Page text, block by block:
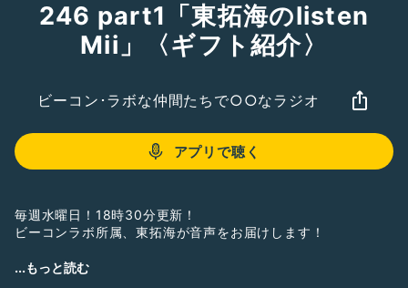
246 part1「東拓海のlisten
Mii」〈ギフト紹介〉
ビーコン･ラボな仲間たちで○○なラジオ
アプリで聴く
毎週水曜日！18時30分更新！
ビーコンラボ所属、東拓海が音声をお届けします！
ジリジリと灼けるように暑い！！
...もっと読む